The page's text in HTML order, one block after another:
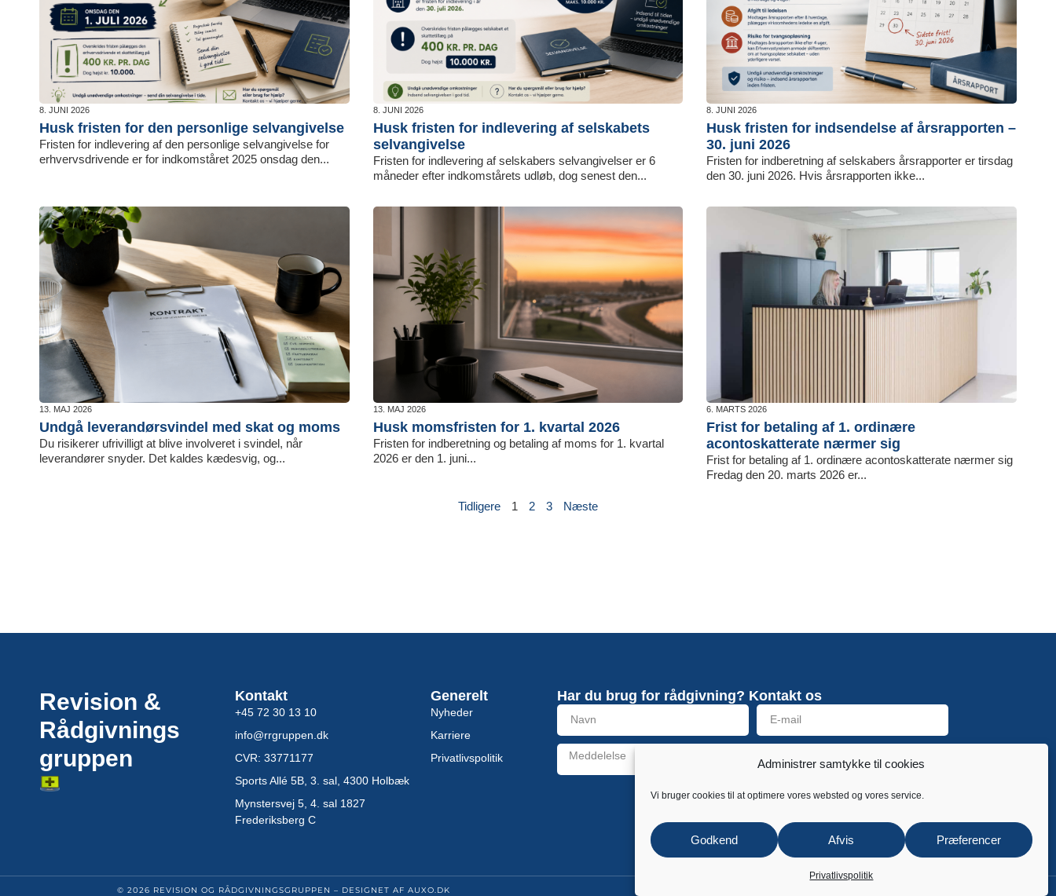
Administrer samtykke til cookies
Vi bruger cookies til at optimere vores websted og vores service.
Godkend Afvis Præferencer
Privatlivspolitik
8. JUNI 2026
Husk fristen for den personlige selvangivelse
Fristen for indlevering af den personlige selvangivelse for
erhvervsdrivende er for indkomståret 2025 onsdag den...
8. JUNI 2026
Husk fristen for indlevering af selskabets
selvangivelse
Fristen for indlevering af selskabers selvangivelser er 6
måneder efter indkomstårets udløb, dog senest den...
8. JUNI 2026
Husk fristen for indsendelse af årsrapporten –
30. juni 2026
Fristen for indberetning af selskabers årsrapporter er tirsdag
den 30. juni 2026. Hvis årsrapporten ikke...
13. MAJ 2026
Undgå leverandørsvindel med skat og moms
Du risikerer ufrivilligt at blive involveret i svindel, når
leverandører snyder. Det kaldes kædesvig, og...
13. MAJ 2026
Husk momsfristen for 1. kvartal 2026
Fristen for indberetning og betaling af moms for 1. kvartal
2026 er den 1. juni...
6. MARTS 2026
Frist for betaling af 1. ordinære
acontoskatterate nærmer sig
Frist for betaling af 1. ordinære acontoskatterate nærmer sig
Fredag den 20. marts 2026 er...
Tidligere 1 2 3 Næste
Revision &
Rådgivnings
gruppen
Kontakt
+45 72 30 13 10
info@rrgruppen.dk
CVR: 33771177
Sports Allé 5B, 3. sal, 4300 Holbæk
Mynstersvej 5, 4. sal 1827
Frederiksberg C
Generelt
Nyheder
Karriere
Privatlivspolitik
Har du brug for rådgivning? Kontakt os
Send
© 2026 REVISION OG RÅDGIVNINGSGRUPPEN – DESIGNET AF AUXO.DK